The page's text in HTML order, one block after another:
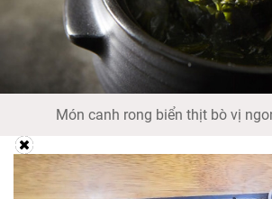
Món canh rong biển thịt bò vị